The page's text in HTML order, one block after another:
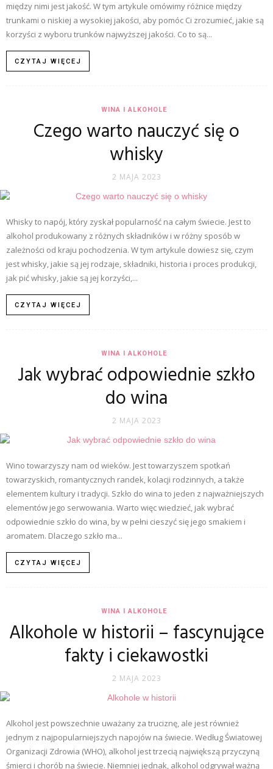
między nimi jest jakość. W tym artykule omówimy różnice między
trunkami o niskiej a wysokiej jakości, aby pomóc Ci zrozumieć, jakie są
korzyści z wyboru trunków najwyższej jakości. Co to są...
CZYTAJ WIĘCEJ
WINA I ALKOHOLE
Czego warto nauczyć się o
whisky
2 MAJA 2023
Whisky to napój, który zyskał popularność na całym świecie. Jest to
alkohol produkowany z różnych składników i w różny sposób w
zależności od kraju pochodzenia. W tym artykule dowiesz się, czym
jest whisky, jakie są jej rodzaje, składniki, historia i proces produkcji,
jak pić whisky, jakie są jej korzyści,...
CZYTAJ WIĘCEJ
WINA I ALKOHOLE
Jak wybrać odpowiednie szkło
do wina
2 MAJA 2023
Wino towarzyszy nam od wieków. Jest towarzyszem spotkań
towarzyskich, romantycznych randek, kolacji rodzinnych, a także
elementem kultury i tradycji. Szkło do wina to jeden z najważniejszych
elementów jego serwowania. Warto więc wiedzieć, jak wybrać
odpowiednie szkło do wina, by w pełni cieszyć się jego smakiem i
aromatem. Dlaczego szkło ma...
CZYTAJ WIĘCEJ
WINA I ALKOHOLE
Alkohole w historii – fascynujące
fakty i ciekawostki
2 MAJA 2023
Alkohol jest powszechnie uważany za truciznę, ale jest również
jednym z najpopularniejszych napojów na świecie. Według Światowej
Organizacji Zdrowia (WHO), alkohol jest trzecią największą przyczyną
śmierci i chorób na świecie. Niemniej jednak, alkohol odgrywał ważną